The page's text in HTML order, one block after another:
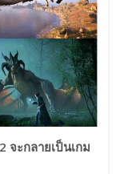
จะกลายเป็นเกม